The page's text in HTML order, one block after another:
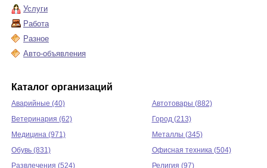
Услуги
Работа
Разное
Авто-объявления
Каталог организаций
Аварийные (40)
Автотовары (882)
Ветеринария (62)
Город (213)
Медицина (971)
Металлы (345)
Обувь (831)
Офисная техника (504)
Развлечения (524)
Религия (97)